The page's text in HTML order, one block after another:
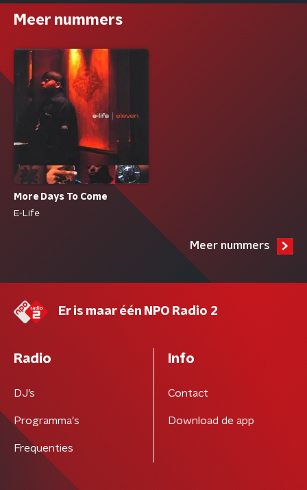
Meer nummers
More Days To Come
E-Life
Meer nummers
Er is maar één NPO Radio 2
Radio
DJ’s
Programma's
Frequenties
Info
Contact
Download de app